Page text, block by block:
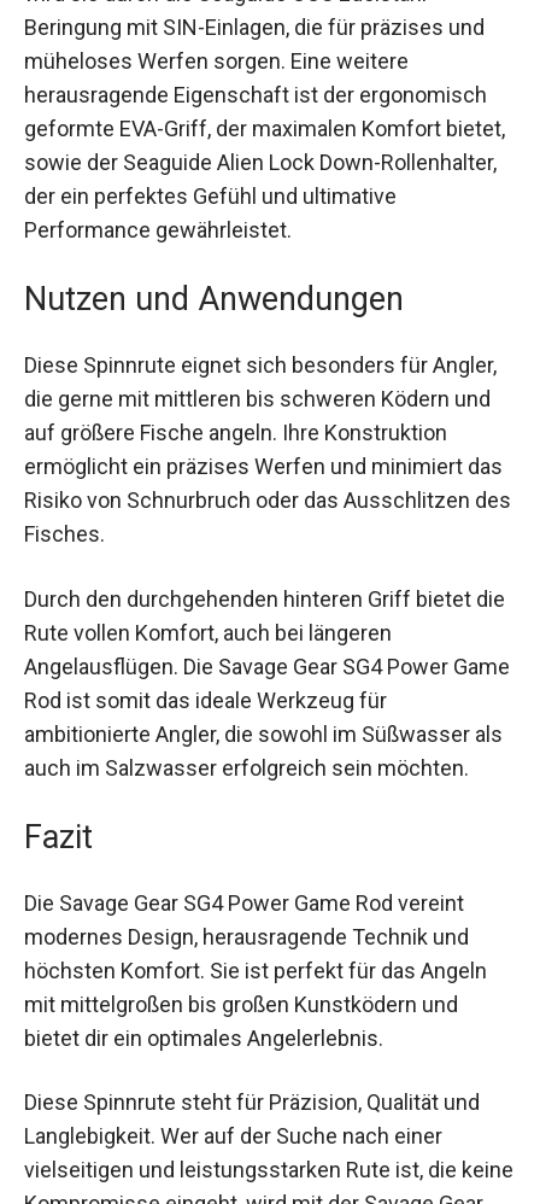
kraftvolle japanische Toray Carbon Blanks.
Ergänzt wird sie durch die Seaguide CCS
Edelstahl-Beringung mit SIN-Einlagen, die für
präzises und müheloses Werfen sorgen. Eine
weitere herausragende Eigenschaft ist der
ergonomisch geformte EVA-Griff, der maximalen
Komfort bietet, sowie der Seaguide Alien Lock
Down-Rollenhalter, der ein perfektes Gefühl und
ultimative Performance gewährleistet.
Nutzen und Anwendungen
Diese Spinnrute eignet sich besonders für Angler,
die gerne mit mittleren bis schweren Ködern und
auf größere Fische angeln. Ihre Konstruktion
ermöglicht ein präzises Werfen und minimiert
das Risiko von Schnurbruch oder das
Ausschlitzen des Fisches.
Durch den durchgehenden hinteren Griff bietet
die Rute vollen Komfort, auch bei längeren
Angelausflügen. Die Savage Gear SG4 Power
Game Rod ist somit das ideale Werkzeug für
ambitionierte Angler, die sowohl im Süßwasser
möchten.
Fazit
Die Savage Gear SG4 Power Game Rod vereint
modernes Design, herausragende Technik und
höchsten Komfort. Sie ist perfekt für das Angeln
mit mittelgroßen bis großen Kunstködern und
bietet dir ein optimales Angelerlebnis.
Diese Spinnrute steht für Präzision, Qualität und